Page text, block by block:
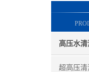
高压水
超高压清